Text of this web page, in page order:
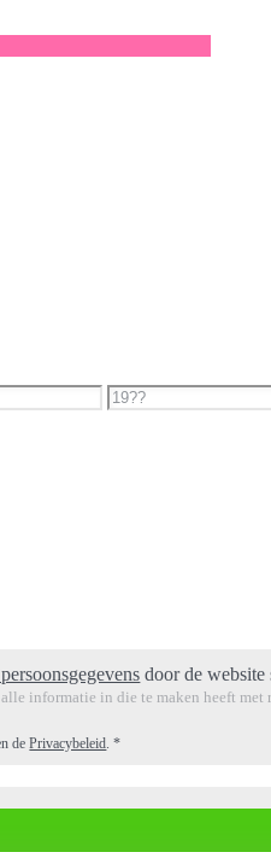
door de
informatie in die te maken heeft
dePrivacybeleid .*